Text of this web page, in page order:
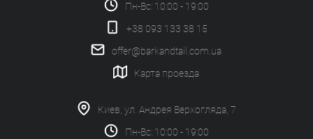
Пн-Вс: 10:00 - 19:00
+38 093 133 38 15
offer@barkandtail.com.ua
Карта проезда
Киев, ул. Андрея Верхогляда, 7
Пн-Вс: 10:00 - 19:00